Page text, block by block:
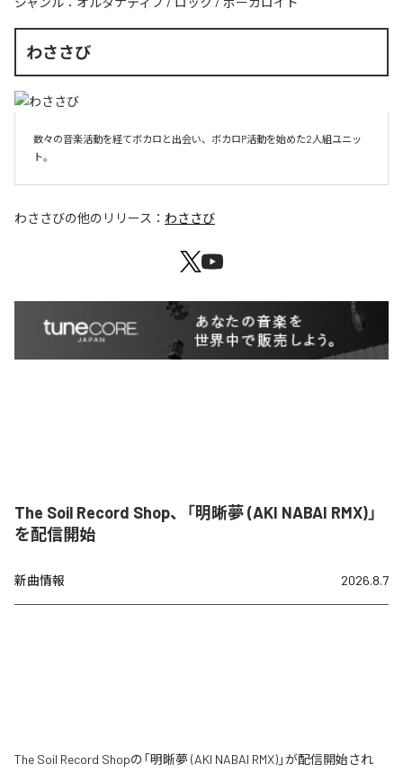
わささび
数々の音楽活動を経てボカロと出会い、ボカロP活動を始めた2人組ユニッ
ト。
わささびの他のリリース： わささび
The Soil Record Shop、「明晰夢 (AKI NABAI RMX)」
を配信開始
新曲情報 2026.8.7
The Soil Record Shopの「明晰夢 (AKI NABAI RMX)」が配信開始され